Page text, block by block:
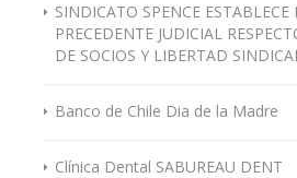
SINDICATO SPENCE ESTABLECE
PRECEDENTE JUDICIAL
DE SOCIOS Y LIBERTAD
Banco de Chile Dia de la Madre
Clínica Dental SABUREAU DENT